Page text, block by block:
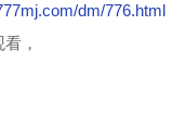
dm/776.html
，